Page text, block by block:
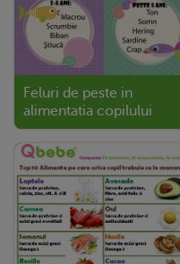
Feluri de peste in
alimentatia copilului